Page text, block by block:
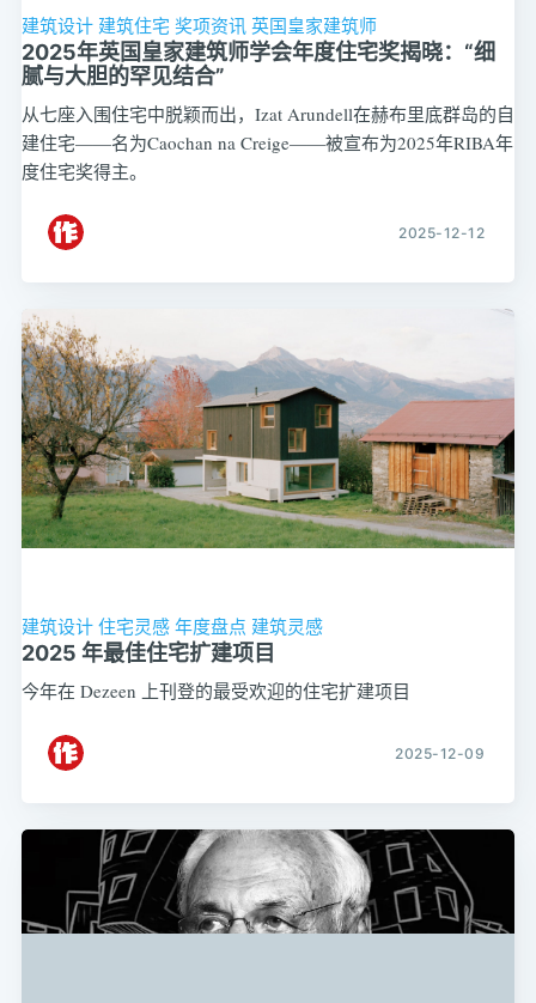
建筑设计 建筑住宅 奖项资讯 英国皇家建筑师
2025年英国皇家建筑师学会年度住宅奖揭晓：“细
腻与大胆的罕见结合”
从七座入围住宅中脱颖而出，Izat Arundell在赫布里底群岛的自
建住宅——名为Caochan na Creige——被宣布为2025年RIBA年
度住宅奖得主。
2025-12-12
建筑设计 住宅灵感 年度盘点 建筑灵感
2025 年最佳住宅扩建项目
今年在 Dezeen 上刊登的最受欢迎的住宅扩建项目
2025-12-09